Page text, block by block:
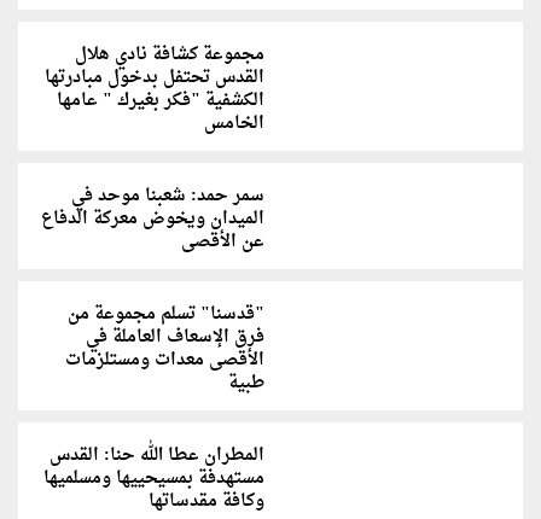
مجموعة كشافة نادي هلال
القدس تحتفل بدخول مبادرتها
الكشفية "فكر بغيرك " عامها
الخامس
سمر حمد: شعبنا موحد في
الميدان ويخوض معركة الدفاع
عن الأقصى
"قدسنا" تسلم مجموعة من
فرق الإسعاف العاملة في
الأقصى معدات ومستلزمات
طبية
المطران عطا الله حنا: القدس
مستهدفة بمسيحييها ومسلميها
وكافة مقدساتها